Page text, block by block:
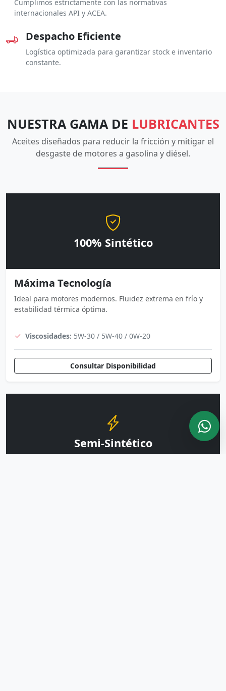
Cumplimos estrictamente con las normativas
internacionales API y ACEA.
Despacho Eficiente
Logística optimizada para garantizar stock e inventario
constante.
NUESTRA GAMA DE LUBRICANTES
Aceites diseñados para reducir la fricción y mitigar el
desgaste de motores a gasolina y diésel.
100% Sintético
Máxima Tecnología
Ideal para motores modernos. Fluidez extrema en frío y
estabilidad térmica óptima.
Viscosidades: 5W-30 / 5W-40 / 0W-20
Consultar Disponibilidad
Semi-Sintético